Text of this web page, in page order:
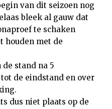
van dit seizoen nog
bleek al gauw dat
te schaken
houden met de
de stand na 5
de eindstand en over
dus niet plaats op de